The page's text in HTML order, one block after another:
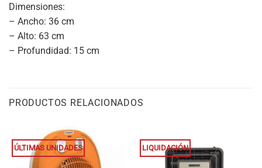
Dimensiones:
– Ancho: 36 cm
– Alto: 63 cm
– Profundidad: 15 cm
PRODUCTOS RELACIONADOS
ÚLTIMAS UNIDADES LIQUIDACIÓN